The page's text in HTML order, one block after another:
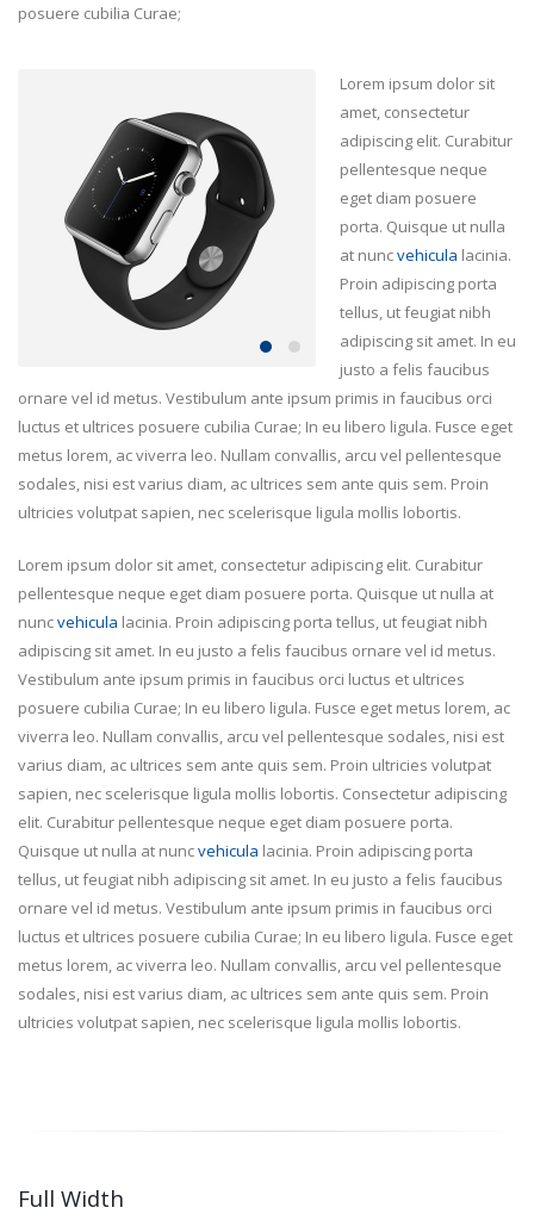
posuere cubilia Curae;
Lorem ipsum dolor sit
amet, consectetur
adipiscing elit. Curabitur
pellentesque neque
eget diam posuere
porta. Quisque ut nulla
at nuncvehicula lacinia.
Proin adipiscing porta
tellus, ut feugiat nibh
adipiscing sit amet. In eu
justo a felis faucibus
ornare vel id metus. Vestibulum ante ipsum primis in faucibus orci
luctus et ultrices posuere cubilia Curae; In eu libero ligula. Fusce eget
metus lorem, ac viverra leo. Nullam convallis, arcu vel pellentesque
sodales, nisi est varius diam, ac ultrices sem ante quis sem. Proin
ultricies volutpat sapien, nec scelerisque ligula mollis lobortis.
Lorem ipsum dolor sit amet, consectetur adipiscing elit. Curabitur
pellentesque neque eget diam posuere porta. Quisque ut nulla at
nuncvehicula lacinia. Proin adipiscing porta tellus, ut feugiat nibh
adipiscing sit amet. In eu justo a felis faucibus ornare vel id metus.
Vestibulum ante ipsum primis in faucibus orci luctus et ultrices
posuere cubilia Curae; In eu libero ligula. Fusce eget metus lorem, ac
viverra leo. Nullam convallis, arcu vel pellentesque sodales, nisi est
varius diam, ac ultrices sem ante quis sem. Proin ultricies volutpat
sapien, nec scelerisque ligula mollis lobortis. Consectetur adipiscing
elit. Curabitur pellentesque neque eget diam posuere porta.
Quisque ut nulla at nuncvehicula lacinia. Proin adipiscing porta
tellus, ut feugiat nibh adipiscing sit amet. In eu justo a felis faucibus
ornare vel id metus. Vestibulum ante ipsum primis in faucibus orci
luctus et ultrices posuere cubilia Curae; In eu libero ligula. Fusce eget
metus lorem, ac viverra leo. Nullam convallis, arcu vel pellentesque
sodales, nisi est varius diam, ac ultrices sem ante quis sem. Proin
ultricies volutpat sapien, nec scelerisque ligula mollis lobortis.
Full Width